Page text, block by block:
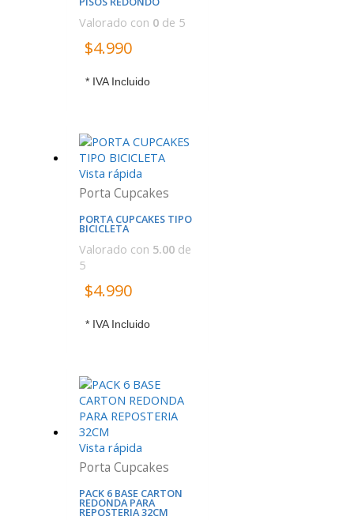
Valorado con 0de 5
$4.990
* IVA Incluido
Vista rápida
Porta Cupcakes
PORTA CUPCAKES TIPO
BICICLETA
Valorado con 5.00de
5
$4.990
* IVA Incluido
Vista rápida
Porta Cupcakes
PACK 6 BASE CARTON
REDONDA PARA
REPOSTERIA 32CM